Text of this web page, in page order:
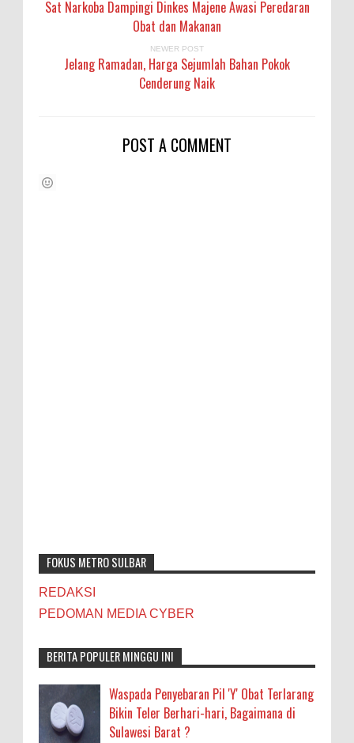
Sat Narkoba Dampingi Dinkes Majene Awasi Peredaran
Obat dan Makanan
NEWER POST
Jelang Ramadan, Harga Sejumlah Bahan Pokok
Cenderung Naik
POST A COMMENT
FOKUS METRO SULBAR
REDAKSI
PEDOMAN MEDIA CYBER
BERITA POPULER MINGGU INI
Waspada Penyebaran Pil 'Y' Obat Terlarang
Bikin Teler Berhari-hari, Bagaimana di
Sulawesi Barat ?